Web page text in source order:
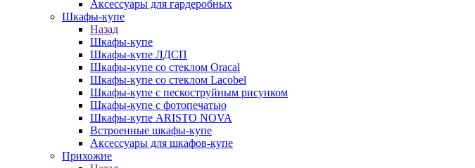
Аксессуары для гардеробных
Шкафы-купе
Назад
Шкафы-купе
Шкафы-купе ЛДСП
Шкафы-купе со стеклом Oracal
Шкафы-купе со стеклом Lacobel
Шкафы-купе с пескоструйным рисунком
Шкафы-купе с фотопечатью
Шкафы-купе ARISTO NOVA
Встроенные шкафы-купе
Аксессуары для шкафов-купе
Прихожие